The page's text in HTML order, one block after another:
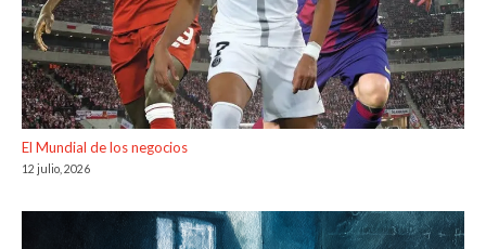
El Mundial de los negocios
12 julio, 2026